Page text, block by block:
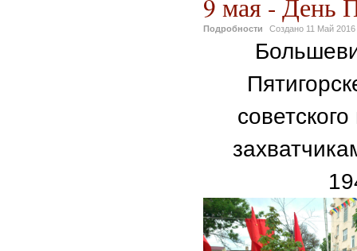
9 мая - День
Подробности Создано 11 Май 2016